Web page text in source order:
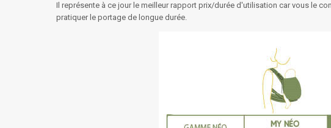
Il représente à ce jour le meilleur rapport prix/durée d'utilisation car vous le
pratiquer le portage de longue durée.